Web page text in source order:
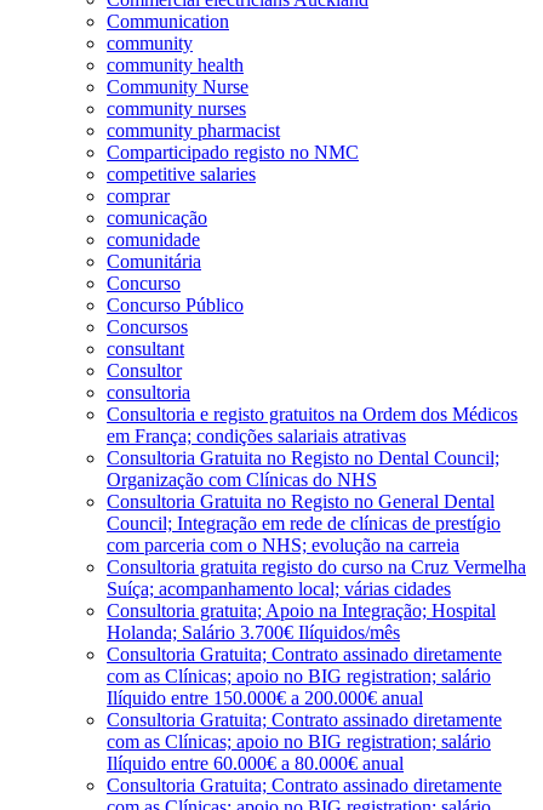
Communication
community
community health
Community Nurse
community nurses
community pharmacist
Comparticipado registo no NMC
competitive salaries
comprar
comunicação
comunidade
Comunitária
Concurso
Concurso Público
Concursos
consultant
Consultor
consultoria
Consultoria e registo gratuitos na Ordem dos Médicos
em França; condições salariais atrativas
Consultoria Gratuita no Registo no Dental Council;
Organização com Clínicas do NHS
Consultoria Gratuita no Registo no General Dental
Council; Integração em rede de clínicas de prestígio
com parceria com o NHS; evolução na carreia
Consultoria gratuita registo do curso na Cruz Vermelha
Suíça; acompanhamento local; várias cidades
Consultoria gratuita; Apoio na Integração; Hospital
Holanda; Salário 3.700€ Ilíquidos/mês
Consultoria Gratuita; Contrato assinado diretamente
com as Clínicas; apoio no BIG registration; salário
Ilíquido entre 150.000€ a 200.000€ anual
Consultoria Gratuita; Contrato assinado diretamente
com as Clínicas; apoio no BIG registration; salário
Ilíquido entre 60.000€ a 80.000€ anual
Consultoria Gratuita; Contrato assinado diretamente